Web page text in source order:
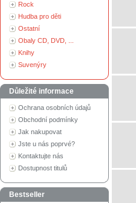
Rock
Hudba pro děti
Ostatní
Obaly CD, DVD, ...
Knihy
Suvenýry
Důležité informace
Ochrana osobních údajů
Obchodní podmínky
Jak nakupovat
Jste u nás poprvé?
Kontaktujte nás
Dostupnost titulů
Bestseller